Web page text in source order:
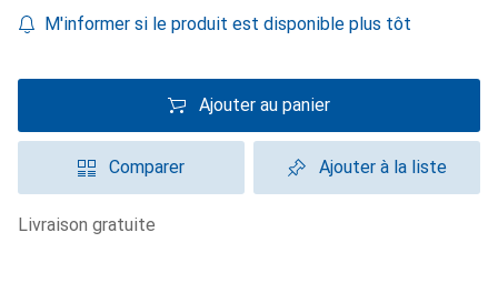
M'informer si le produit est disponible plus tôt
Ajouter au panier
Comparer Ajouter à la liste
livraison gratuite